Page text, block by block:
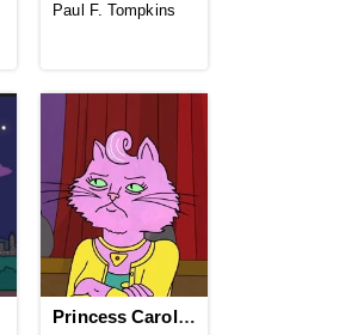
Paul F. Tompkins
Princess Carolyn